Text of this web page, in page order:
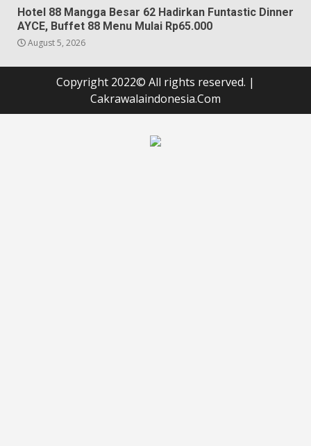
Hotel 88 Mangga Besar 62 Hadirkan Funtastic Dinner
AYCE, Buffet 88 Menu Mulai Rp65.000
August 5, 2026
Copyright 2022© All rights reserved. |
Cakrawalaindonesia.Com